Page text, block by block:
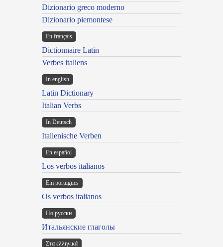
Dizionario greco moderno
Dizionario piemontese
En français
Dictionnaire Latin
Verbes italiens
In english
Latin Dictionary
Italian Verbs
In Deutsch
Italienische Verben
En español
Los verbos italianos
Em portugues
Os verbos italianos
По русски
Итальянские глаголы
Στα ελληνικά